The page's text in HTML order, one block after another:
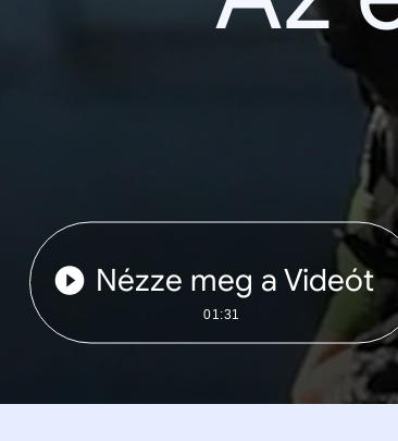
Nézze meg a Videót
01:31